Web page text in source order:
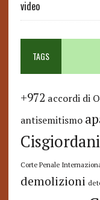
video
TAGS
+972 accordi di
antisemitismo
Corte Penale
demolizioni